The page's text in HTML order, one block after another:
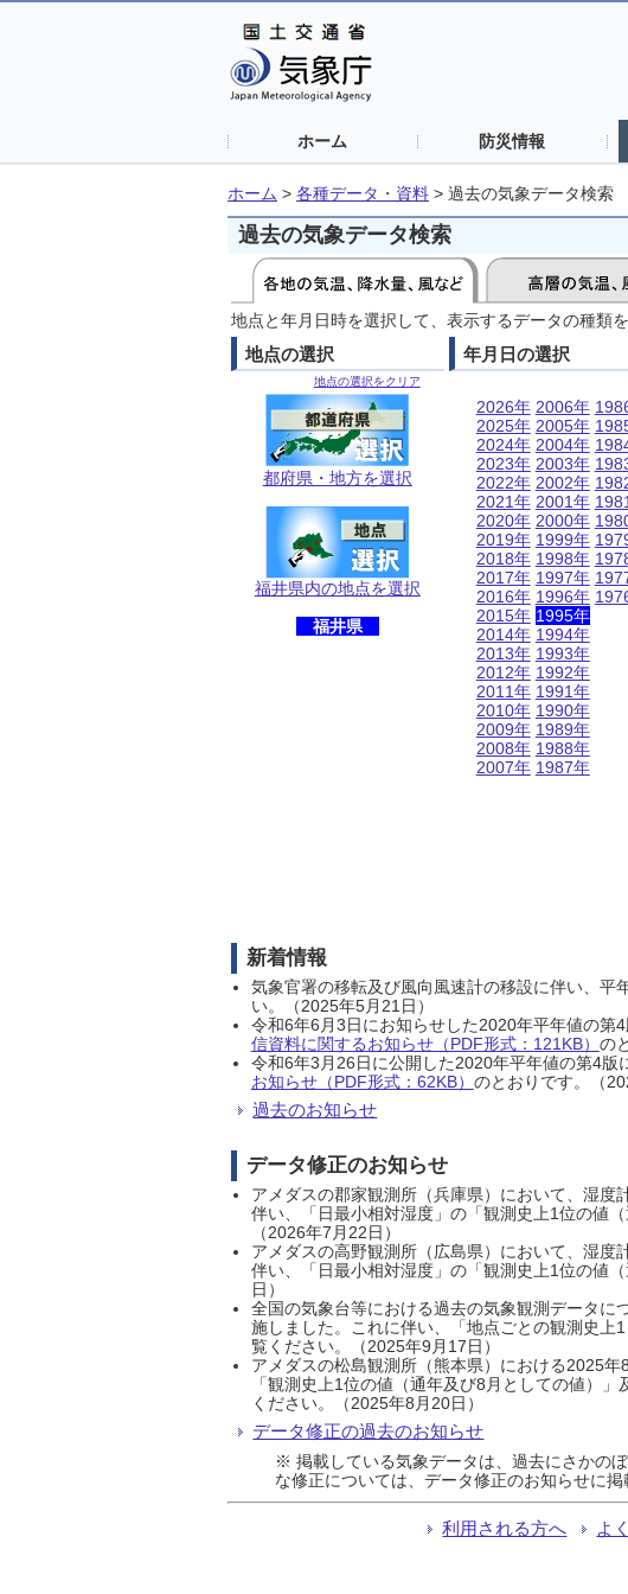
ホーム 防災情報
ホーム > 各種データ・資料 > 過去の気象データ検索
過去の気象データ検索
地点と年月日時を選択して、表示するデータの種類
地点の選択
地点の選択をクリア
都府県・地方を選択
福井県内の地点を選択
福井県
年月日の選択
2026年
2025年
2024年
2023年
2022年
2021年
2020年
2019年
2018年
2017年
2016年
2015年
2014年
2013年
2012年
2011年
2010年
2009年
2008年
2007年
2006年
2005年
2004年
2003年
2002年
2001年
2000年
1999年
1998年
1997年
1996年
1995年
1994年
1993年
1992年
1991年
1990年
1989年
1988年
1987年
新着情報
気象官署の移転及び風向風速計の移設に伴い、平
い。（2025年5月21日）
令和6年6月3日にお知らせした2020年平年値の第
信資料に関するお知らせ（PDF形式：121KB） の
令和6年3月26日に公開した2020年平年値の第4
お知らせ（PDF形式：62KB） のとおりです。（
過去のお知らせ
データ修正のお知らせ
アメダスの郡家観測所（兵庫県）において、湿
伴い、「日最小相対湿度」の「観測史上1位の値
（2026年7月22日）
アメダスの高野観測所（広島県）において、湿
伴い、「日最小相対湿度」の「観測史上1位の値
日）
全国の気象台等における過去の気象観測データ
施しました。これに伴い、「地点ごとの観測史上
覧ください。（2025年9月17日）
アメダスの松島観測所（熊本県）における2025
「観測史上1位の値（通年及び8月としての値）
ください。（2025年8月20日）
データ修正の過去のお知らせ
※ 掲載している気象データは、過去にさかの
な修正については、データ修正のお知らせに掲
利用される方へ よ